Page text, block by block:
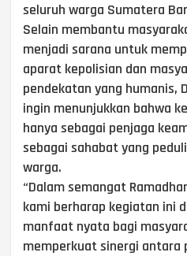
seluruh warga Sumatera
Selain membantu
menjadi sarana untuk
aparat kepolisian dan
pendekatan yang humanis,
ingin menunjukkan bahwa
hanya sebagai penjaga
sebagai sahabat yang
warga.
“Dalam semangat
kami berharap kegiatan ini
manfaat nyata bagi
memperkuat sinergi antara